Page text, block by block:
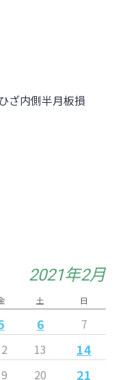
ざ内側半月板損
2021年2月
土 日
6 7
13 14
20 21